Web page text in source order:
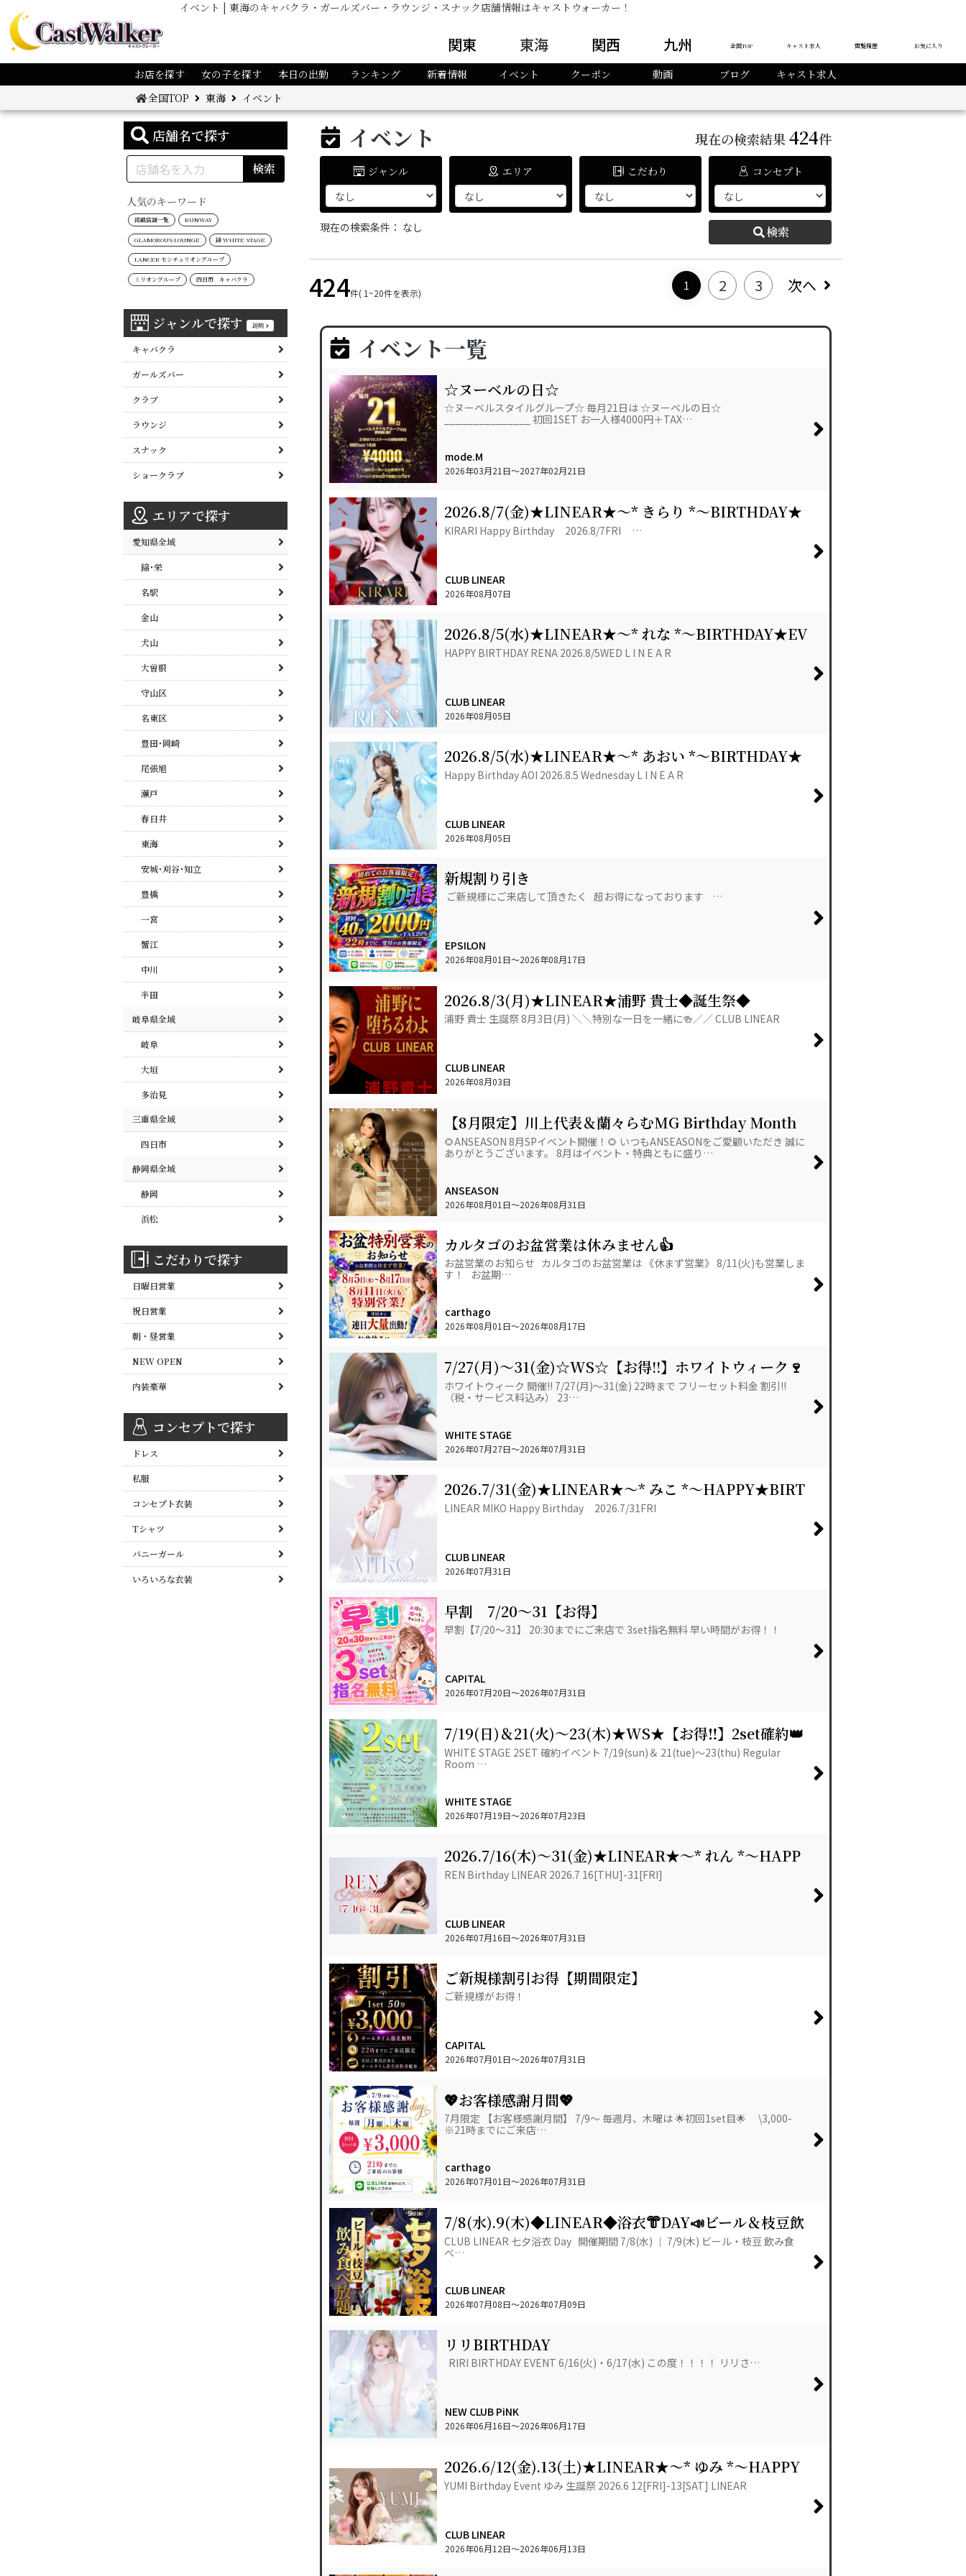
イベント | 東海のキャバクラ・ガールズバー・ラウンジ・スナック店舗情報はキャストウォーカー！
関東 東海 関西 九州 全国TOP キャスト求人 閲覧履歴 お気に入り
お店を探す 女の子を探す 本日の出勤 ランキング 新着情報 イベント クーポン 動画 ブログ
キャスト求人
全国TOP
東海 イベント
店舗名で探す
検索
人気のキーワード
掲載店舗一覧 RUNWAY
GLAMOROUS LOUNGE 錦 WHITE STAGE
LANCER センチュリオングループ
ミリオングループ 四日市 キャバクラ
ジャンルで探す 説明
キャバクラ
ガールズバー
クラブ
ラウンジ
スナック
ショークラブ
エリアで探す
愛知県全域
錦･栄
名駅
金山
犬山
大曽根
守山区
名東区
豊田･岡崎
尾張旭
瀬戸
春日井
東海
安城･刈谷･知立
豊橋
一宮
蟹江
中川
半田
岐阜県全域
岐阜
大垣
多治見
三重県全域
四日市
静岡県全域
静岡
浜松
こだわりで探す
日曜日営業
祝日営業
朝・昼営業
NEW OPEN
内装豪華
コンセプトで探す
ドレス
私服
コンセプト衣装
Tシャツ
バニーガール
いろいろな衣装
イベント 現在の検索結果424件
ジャンル エリア こだわり コンセプト
現在の検索条件： なし 検索
424件( 1~20件を表示)
1 2 3 次へ
イベント一覧
☆ヌーベルの日☆
☆ヌーベルスタイルグループ☆ 毎月21日は ☆ヌーベルの日☆
_______________ 初回1SET お一人様4000円＋TAX…
mode.M
2026年03月21日〜2027年02月21日
2026.8/7(金)★LINEAR★～* きらり *～BIRTHDAY★
EVENT+゜
KIRARI Happy Birthday 2026.8/7FRI …
CLUB LINEAR
2026年08月07日
2026.8/5(水)★LINEAR★～* れな *～BIRTHDAY★EV
ENT+゜
HAPPY BIRTHDAY RENA 2026.8/5WED L I N E A R
CLUB LINEAR
2026年08月05日
2026.8/5(水)★LINEAR★～* あおい *～BIRTHDAY★
EVENT+゜
Happy Birthday AOI 2026.8.5 Wednesday L I N E A R
CLUB LINEAR
2026年08月05日
新規割り引き
ご新規様にご来店して頂きたく 超お得になっております …
EPSILON
2026年08月01日〜2026年08月17日
2026.8/3(月)★LINEAR★浦野 貴士◆誕生祭◆
浦野 貴士 生誕祭 8月3日(月) ＼＼特別な一日を一緒に🍻／／ CLUB LINEAR
CLUB LINEAR
2026年08月03日
【8月限定】川上代表＆蘭々らむMG Birthday Month
開催！会員様限定特典もご用意✨
🌻ANSEASON 8月SPイベント開催！🌻 いつもANSEASONをご愛顧いただき 誠に
ありがとうございます。 8月はイベント・特典ともに盛り…
ANSEASON
2026年08月01日〜2026年08月31日
カルタゴのお盆営業は休みません👍
お盆営業のお知らせ カルタゴのお盆営業は 《休まず営業》 8/11(火)も営業しま
す！ お盆期…
carthago
2026年08月01日〜2026年08月17日
7/27(月)～31(金)☆WS☆【お得!!】ホワイトウィーク🍷
✨
ホワイトウィーク 開催!! 7/27(月)～31(金) 22時まで フリーセット料金 割引!!
（税・サービス料込み） 23…
WHITE STAGE
2026年07月27日〜2026年07月31日
2026.7/31(金)★LINEAR★～* みこ *～HAPPY★BIRT
HDAY+゜
LINEAR MIKO Happy Birthday 2026.7/31FRI
CLUB LINEAR
2026年07月31日
早割 7/20～31【お得】
早割【7/20～31】 20:30までにご来店で 3set指名無料 早い時間がお得！！
CAPITAL
2026年07月20日〜2026年07月31日
7/19(日)＆21(火)～23(木)★WS★【お得‼】2set確約👑
イベント📣
WHITE STAGE 2SET 確約イベント 7/19(sun)＆ 21(tue)～23(thu) Regular
Room …
WHITE STAGE
2026年07月19日〜2026年07月23日
2026.7/16(木)～31(金)★LINEAR★～* れん *～HAPP
Y★BIRTHDAY+゜
REN Birthday LINEAR 2026.7 16[THU]-31[FRI]
CLUB LINEAR
2026年07月16日〜2026年07月31日
ご新規様割引お得【期間限定】
ご新規様がお得！
CAPITAL
2026年07月01日〜2026年07月31日
💖お客様感謝月間💖
7月限定 【お客様感謝月間】 7/9～ 毎週月、木曜は 🌟初回1set目🌟 \3,000-
※21時までにご来店…
carthago
2026年07月01日〜2026年07月31日
7/8(水).9(木)◆LINEAR◆浴衣👘DAY📣ビール＆枝豆飲
み食べ放題!!
CLUB LINEAR 七夕浴衣 Day 開催期間 7/8(水) ｜ 7/9(木) ビール・枝豆 飲み食
べ…
CLUB LINEAR
2026年07月08日〜2026年07月09日
リリBIRTHDAY
RIRI BIRTHDAY EVENT 6/16(火)・6/17(水) この度！！！！ リリさ…
NEW CLUB PiNK
2026年06月16日〜2026年06月17日
2026.6/12(金).13(土)★LINEAR★～* ゆみ *～HAPPY
★BIRTHDAY+゜
YUMI Birthday Event ゆみ 生誕祭 2026.6 12[FRI]-13[SAT] LINEAR
CLUB LINEAR
2026年06月12日〜2026年06月13日